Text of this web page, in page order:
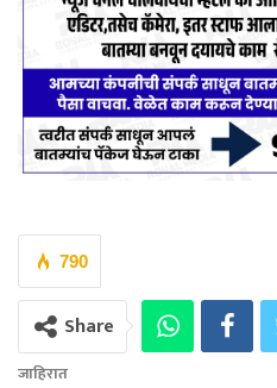
790
Share
जाहिरात